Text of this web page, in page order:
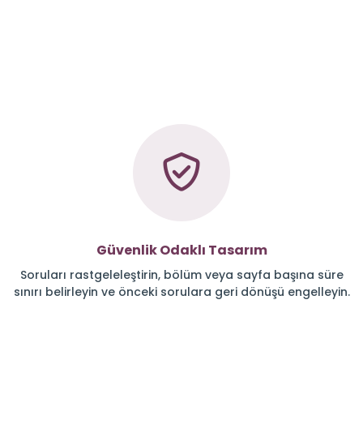
Güvenlik Odaklı Tasarım
Soruları rastgeleleştirin, bölüm veya sayfa başına süre
sınırı belirleyin ve önceki sorulara geri dönüşü engelleyin.